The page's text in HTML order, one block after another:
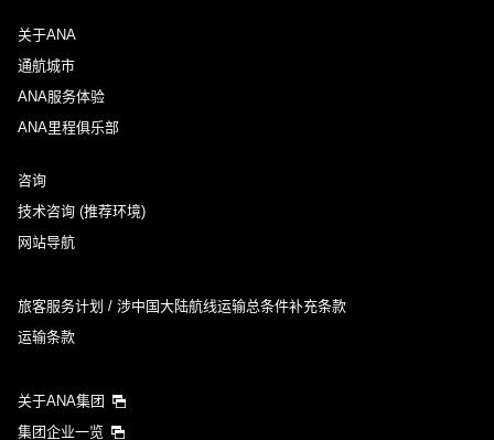
关于ANA
通航城市
ANA服务体验
ANA里程俱乐部
咨询
技术咨询 (推荐环境)
网站导航
旅客服务计划 / 涉中国大陆航线运输总条件补充条款
运输条款
关于ANA集团
集团企业一览